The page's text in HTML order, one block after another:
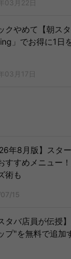
03月22日
クやめて【朝ス
」でお得に1日
03月17日
年8月版】スタ
すすめメニュー
術も
15
タバ店員が伝授
プ"を無料で追加